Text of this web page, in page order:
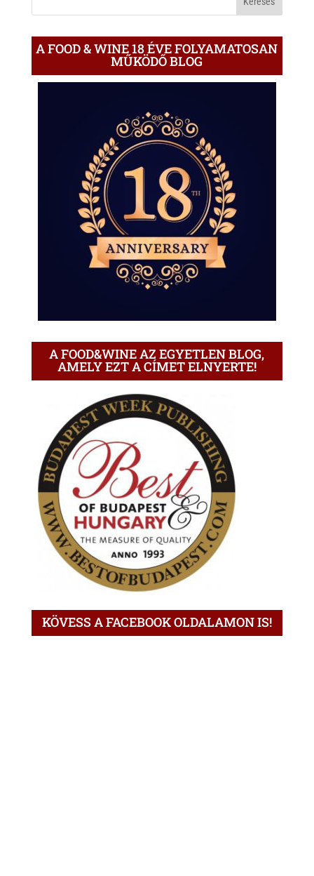
A FOOD & WINE 18 ÉVE FOLYAMATOSAN
MŰKÖDŐ BLOG
A FOOD&WINE AZ EGYETLEN BLOG,
AMELY EZT A CÍMET ELNYERTE!
KÖVESS A FACEBOOK OLDALAMON IS!